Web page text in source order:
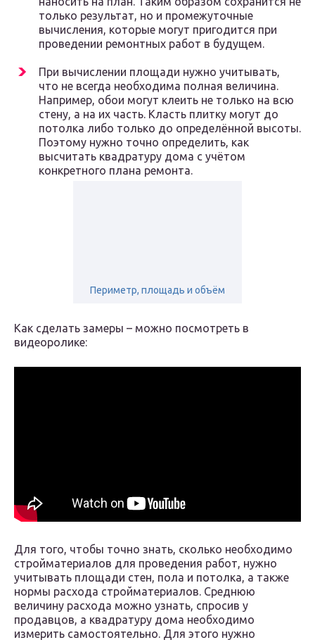
только результат, но и промежуточные
вычисления, которые могут пригодится при
проведении ремонтных работ в будущем.
При вычислении площади нужно учитывать,
что не всегда необходима полная величина.
Например, обои могут клеить не только на всю
стену, а на их часть. Класть плитку могут до
потолка либо только до определённой высоты.
Поэтому нужно точно определить, как
высчитать квадратуру дома с учётом
конкретного плана ремонта.
Периметр, площадь и объём
Как сделать замеры – можно посмотреть в
видеоролике:
Для того, чтобы точно знать, сколько необходимо
стройматериалов для проведения работ, нужно
учитывать площади стен, пола и потолка, а также
нормы расхода стройматериалов. Среднюю
величину расхода можно узнать, спросив у
продавцов, а квадратуру дома необходимо
измерить самостоятельно. Для этого нужно